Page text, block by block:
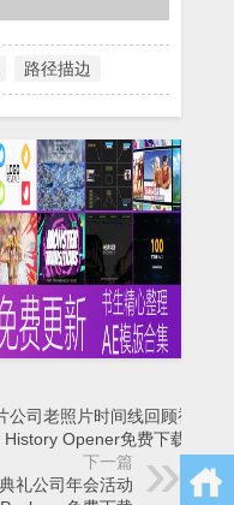
路径描边
司老照片时间线回顾视频展
Opener免费下载
下一篇
礼公司年会活动